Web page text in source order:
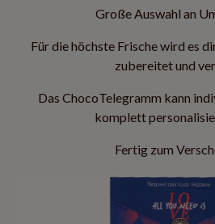
Große Auswahl an
Für die höchste Frische wird es
zubereitet und
Das ChocoTelegramm kann
komplett
Fertig zum